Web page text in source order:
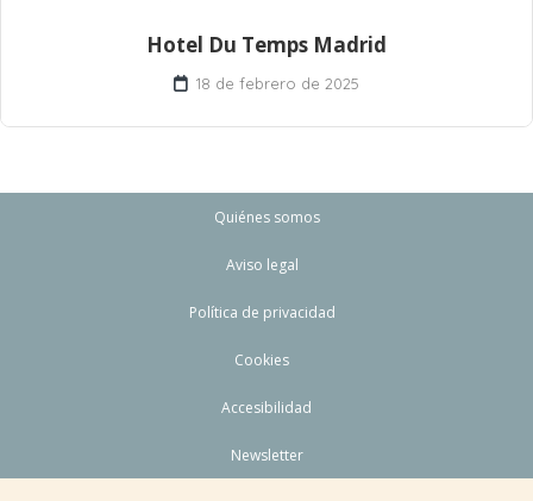
Hotel Du Temps Madrid
18 de febrero de 2025
Quiénes somos
Aviso legal
Política de privacidad
Cookies
Accesibilidad
Newsletter